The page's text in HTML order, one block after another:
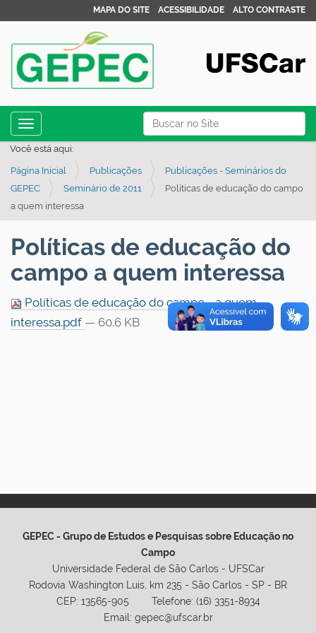
Busca
Busca Avançada…
MAPA DO SITE ACESSIBILIDADE ALTO CONTRASTE
Toggle navigation
Você está aqui:
Página Inicial Publicações
Publicações - Seminários do
GEPEC
Seminário de 2011
Políticas de educação do campo
a quem interessa
Políticas de educação do
campo a quem interessa
Políticas de educação do campo - a quem
interessa.pdf — 60.6 KB
GEPEC - Grupo de Estudos e Pesquisas sobre Educação no
Campo
Universidade Federal de São Carlos - UFSCar
Rodovia Washington Luis, km 235 - São Carlos - SP - BR
CEP: 13565-905 Telefone: (16) 3351-8934
Email: gepec@ufscar.br